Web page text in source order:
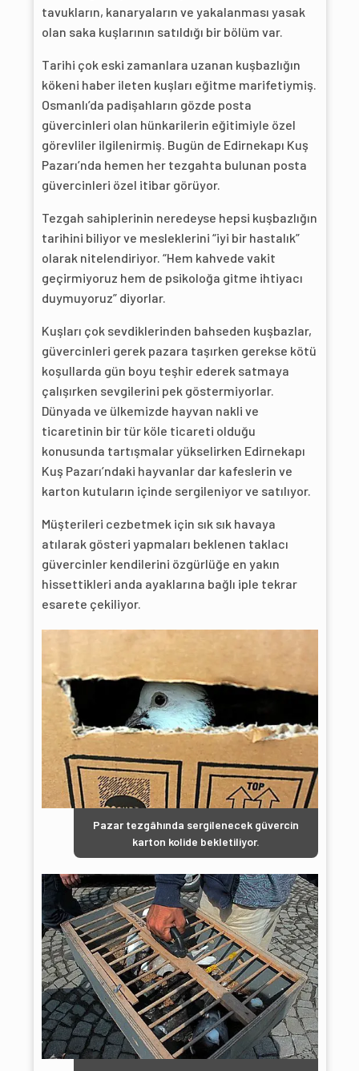
tavukların, kanaryaların ve yakalanması yasak
olan saka kuşlarının satıldığı bir bölüm var.
Tarihi çok eski zamanlara uzanan kuşbazlığın
kökeni haber ileten kuşları eğitme marifetiymiş.
Osmanlı’da padişahların gözde posta
güvercinleri olan hünkarilerin eğitimiyle özel
görevliler ilgilenirmiş. Bugün de Edirnekapı Kuş
Pazarı’nda hemen her tezgahta bulunan posta
güvercinleri özel itibar görüyor.
Tezgah sahiplerinin neredeyse hepsi kuşbazlığın
tarihini biliyor ve mesleklerini “iyi bir hastalık”
olarak nitelendiriyor. “Hem kahvede vakit
geçirmiyoruz hem de psikoloğa gitme ihtiyacı
duymuyoruz” diyorlar.
Kuşları çok sevdiklerinden bahseden kuşbazlar,
güvercinleri gerek pazara taşırken gerekse kötü
koşullarda gün boyu teşhir ederek satmaya
çalışırken sevgilerini pek göstermiyorlar.
Dünyada ve ülkemizde hayvan nakli ve
ticaretinin bir tür köle ticareti olduğu
konusunda tartışmalar yükselirken Edirnekapı
Kuş Pazarı’ndaki hayvanlar dar kafeslerin ve
karton kutuların içinde sergileniyor ve satılıyor.
Müşterileri cezbetmek için sık sık havaya
atılarak gösteri yapmaları beklenen taklacı
güvercinler kendilerini özgürlüğe en yakın
hissettikleri anda ayaklarına bağlı iple tekrar
esarete çekiliyor.
Pazar tezgâhında sergilenecek güvercin
karton kolide bekletiliyor.